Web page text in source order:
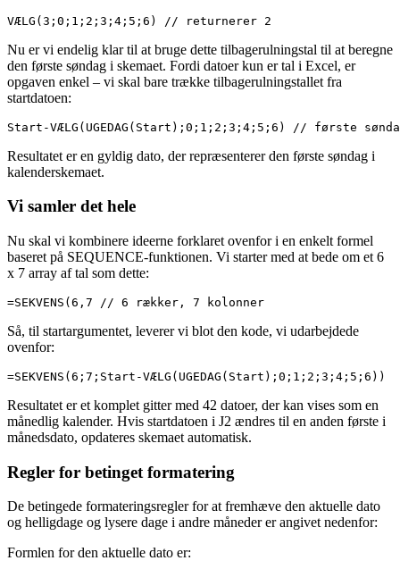
VÆLG(3;0;1;2;3;4;5;6) // returnerer 2
Nu er vi endelig klar til at bruge dette tilbagerulningstal til at beregne
den første søndag i skemaet. Fordi datoer kun er tal i Excel, er
opgaven enkel – vi skal bare trække tilbagerulningstallet fra
startdatoen:
Start-VÆLG(UGEDAG(Start);0;1;2;3;4;5;6) // første
Resultatet er en gyldig dato, der repræsenterer den første søndag i
kalenderskemaet.
Vi samler det hele
Nu skal vi kombinere ideerne forklaret ovenfor i en enkelt formel
baseret på SEQUENCE-funktionen. Vi starter med at bede om et 6
x 7 array af tal som dette:
=SEKVENS(6,7 // 6 rækker, 7 kolonner
Så, til startargumentet, leverer vi blot den kode, vi udarbejdede
ovenfor:
=SEKVENS(6;7;Start-VÆLG(UGEDAG(Start);0;1;2;3;4;5;6))
Resultatet er et komplet gitter med 42 datoer, der kan vises som en
månedlig kalender. Hvis startdatoen i J2 ændres til en anden første i
månedsdato, opdateres skemaet automatisk.
Regler for betinget formatering
De betingede formateringsregler for at fremhæve den aktuelle dato
og helligdage og lysere dage i andre måneder er angivet nedenfor:
Formlen for den aktuelle dato er: